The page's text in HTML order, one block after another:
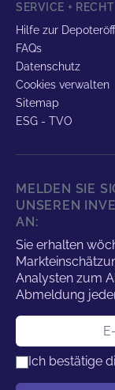
SERVICE + RECHT
Hilfe zur
FAQs
Datenschutz
Cookies verwalten
Sitemap
ESG - TVO
MELDEN SIE
UNSEREN
AN:
Sie erhalten
Analysten zum
Abmeldung
E-Mail-Adresse
Ich bestätige